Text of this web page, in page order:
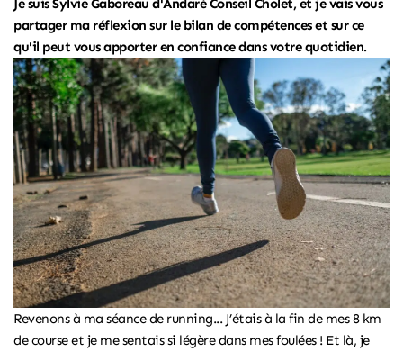
partager ma réflexion sur le bilan de compétences et sur ce
qu'il peut vous apporter en confiance dans votre quotidien.
Revenons à ma séance de running... J’étais à la fin de mes 8 km
de course et je me sentais si légère dans mes foulées ! Et là, je